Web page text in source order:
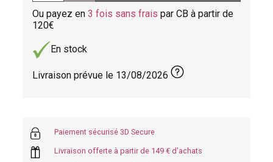
Ou payez en3 fois sans frais par CB à partir de
120
En stock
Livraison prévue le 13/08/2026
Paiement sécurisé 3D Secure
Livraison offerte à partir de 149 € d'achats